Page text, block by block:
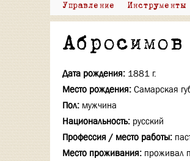
Управление Инструменты
Дата рождения: 1881 г.
Место рождения: Самарская
Пол: мужчина
Национальность: русский
Профессия / место работы:
Место проживания: проживал